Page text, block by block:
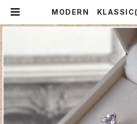
MODERN KLASSIC(
CARNIER